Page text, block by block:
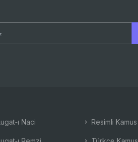
ı Naci Resimli Kamus